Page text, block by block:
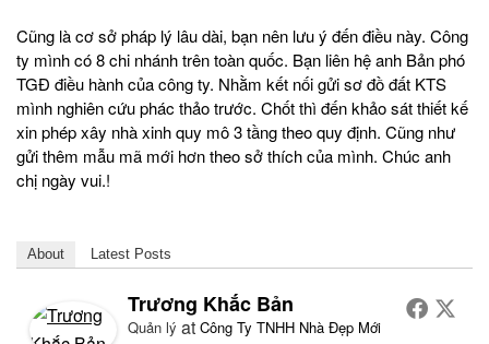
Cũng là cơ sở pháp lý lâu dài, bạn nên lưu ý đến điều này. Công
ty mình có 8 chi nhánh trên toàn quốc. Bạn liên hệ anh Bản phó
TGĐ điều hành của công ty. Nhằm kết nối gửi sơ đồ đất KTS
mình nghiên cứu phác thảo trước. Chốt thì đến khảo sát thiết kế
xin phép xây nhà xinh quy mô 3 tầng theo quy định. Cũng như
gửi thêm mẫu mã mới hơn theo sở thích của mình. Chúc anh
chị ngày vui.!
About Latest Posts
Trương Khắc Bản
Quản lý at Công Ty TNHH Nhà Đẹp Mới